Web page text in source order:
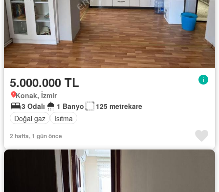
5.000.000 TL
Konak, İzmir
3 Odalı
1 Banyo
125 metrekare
Doğal gaz
Isıtma
2 hafta, 1 gün önce